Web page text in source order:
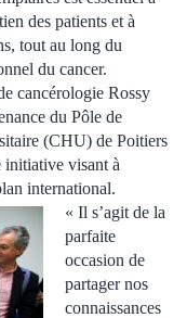
des patients et à
tout au long du
du cancer.
cancérologie Rossy
du Pôle de
(CHU) de Poitiers
initiative visant à
international.
« Il s’agit de la
parfaite
occasion de
partager nos
connaissances